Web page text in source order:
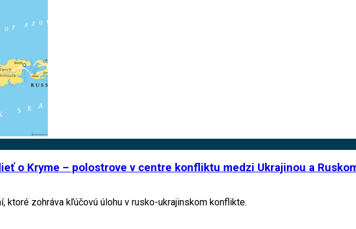
o Kryme – polostrove v centre konfliktu medzi Ukrajinou a
ktoré zohráva kľúčovú úlohu v rusko-ukrajinskom konflikte.